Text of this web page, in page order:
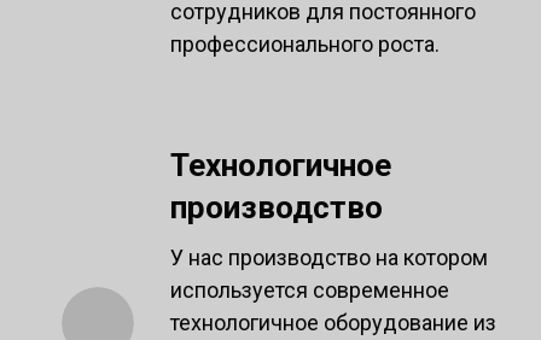
сотрудников для постоянного
профессионального роста.
Технологичное
производство
У нас производство на котором
используется современное
технологичное оборудование из